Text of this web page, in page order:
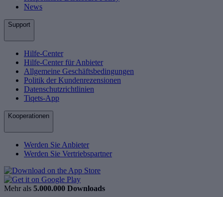
News
Support
Hilfe-Center
Hilfe-Center für Anbieter
Allgemeine Geschäftsbedingungen
Politik der Kundenrezensionen
Datenschutzrichtlinien
Tiqets-App
Kooperationen
Werden Sie Anbieter
Werden Sie Vertriebspartner
Mehr als 5.000.000 Downloads